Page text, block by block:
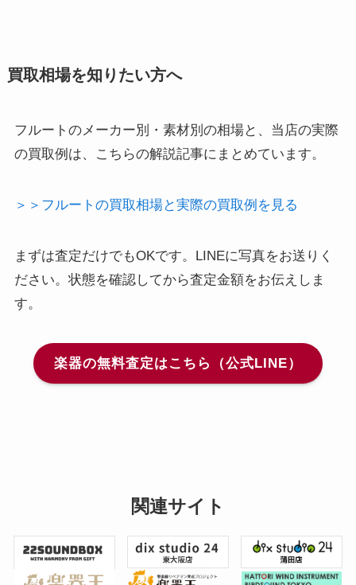
買取相場を知りたい方へ
フルートのメーカー別・素材別の相場と、当店の実際
の買取例は、こちらの解説記事にまとめています。
＞＞フルートの買取相場と実際の買取例を見る
まずは査定だけでもOKです。LINEに写真をお送りく
ださい。状態を確認してから査定金額をお伝えしま
す。
楽器の無料査定はこちら（公式LINE）
関連サイト